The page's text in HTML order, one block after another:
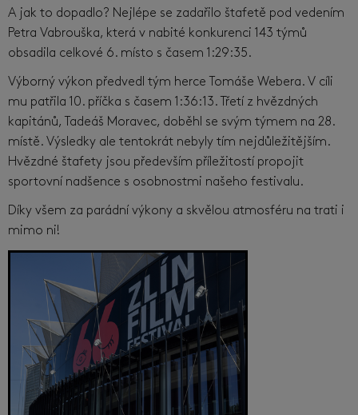
A jak to dopadlo? Nejlépe se zadařilo štafetě pod vedením
Petra Vabrouška, která v nabité konkurenci 143 týmů
obsadila celkové 6. místo s časem 1:29:35.
Výborný výkon předvedl tým herce Tomáše Webera. V cíli
mu patřila 10. příčka s časem 1:36:13. Třetí z hvězdných
kapitánů, Tadeáš Moravec, doběhl se svým týmem na 28.
místě. Výsledky ale tentokrát nebyly tím nejdůležitějším.
Hvězdné štafety jsou především příležitostí propojit
sportovní nadšence s osobnostmi našeho festivalu.
Díky všem za parádní výkony a skvělou atmosféru na trati i
mimo ni!